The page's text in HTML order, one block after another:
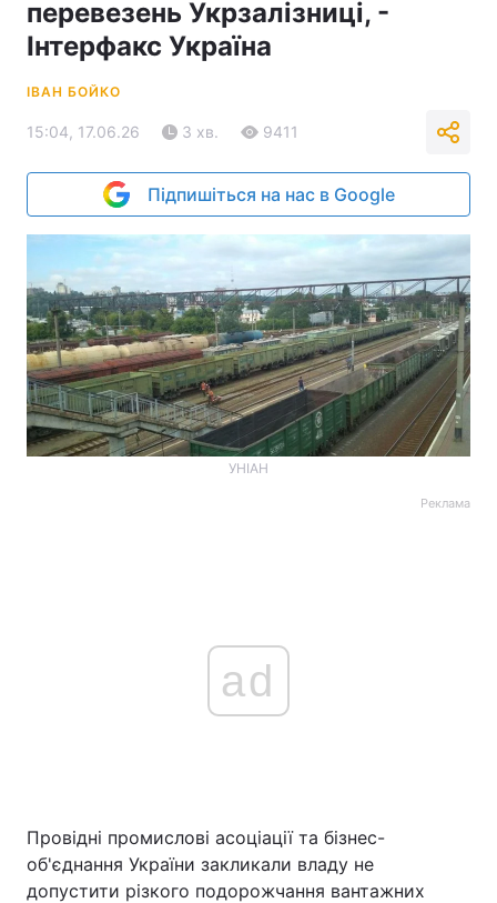
перевезень Укрзалізниці, -
Інтерфакс Україна
ІВАН БОЙКО
15:04, 17.06.26 3 хв. 9411
Підпишіться на нас в Google
УНІАН
Реклама
ad
Провідні промислові асоціації та бізнес-
об'єднання України закликали владу не
допустити різкого подорожчання вантажних